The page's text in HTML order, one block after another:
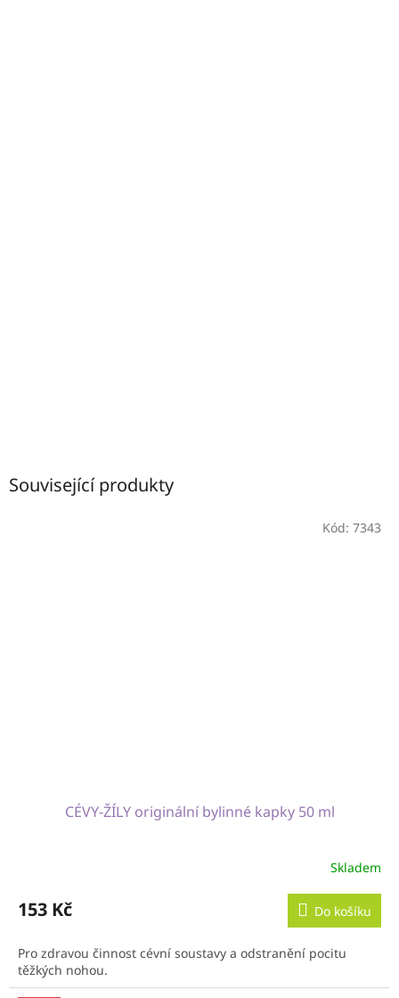
Související produkty
CÉVY-ŽÍLY originální bylinné kapky 50 ml
Skladem
153 Kč Do košíku
Pro zdravou činnost cévní soustavy a odstranění pocitu
těžkých nohou.
Kód: 7343